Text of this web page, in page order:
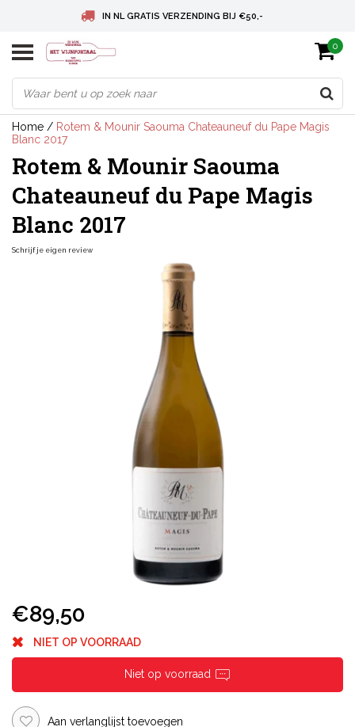
IN NL GRATIS VERZENDING BIJ €50,-
BELGIE GRATIS VERZENDING BIJ € 75
DEUTSCHLAND VERSANDKOSTENFREI AB € 75
0
Home / Rotem & Mounir Saouma Chateauneuf du Pape Magis
Blanc 2017
Rotem & Mounir Saouma
Chateauneuf du Pape Magis
Blanc 2017
Schrijf je eigen review
€89,50
NIET OP VOORRAAD
Niet op voorraad
Aan verlanglijst toevoegen